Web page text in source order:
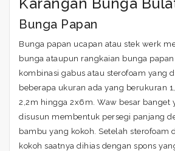
Bunga Papan
Bunga papan ucapan atau stek werk
bunga ataupun rangkaian bunga
kombinasi gabus atau sterofoam yang
beberapa ukuran ada yang berukuran
2,2m hingga 2x6m. Waw besar banget
disusun membentuk persegi panjang
bambu yang kokoh. Setelah sterofoam
kokoh saatnya dihias dengan spons